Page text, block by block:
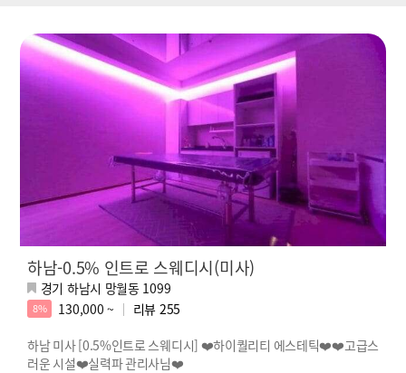
하남-0.5% 인트로 스웨디시(미사)
경기 하남시 망월동 1099
8% 130,000 ~ 리뷰 255
하남 미사 [0.5%인트로 스웨디시] ❤️하이퀄리티 에스테틱❤️❤️고급스
러운 시설❤️실력파 관리사님❤️